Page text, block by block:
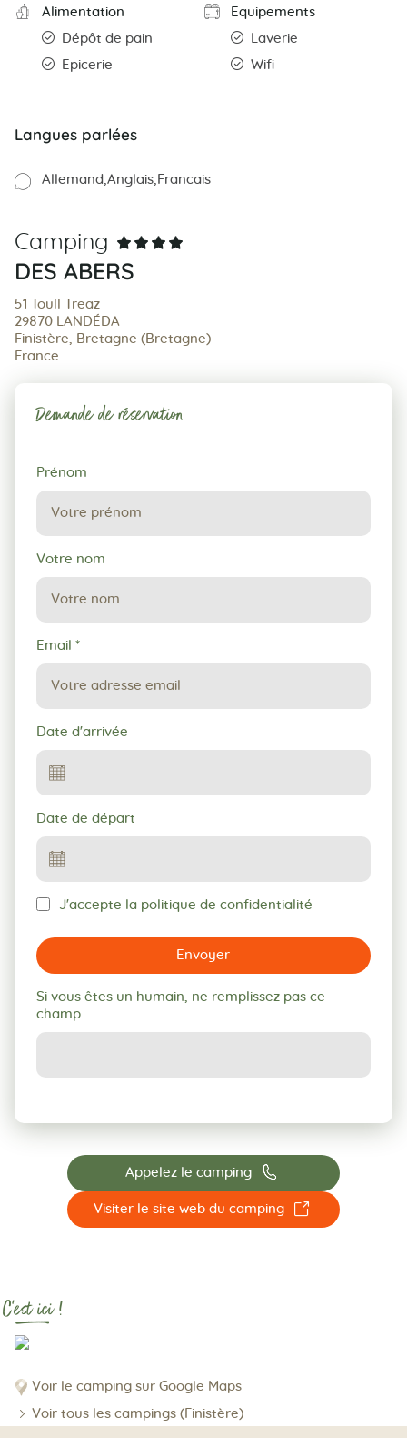
Alimentation
Dépôt de pain
Epicerie
Equipements
Laverie
Wifi
Langues parlées
Allemand Anglais Francais
Camping
DES ABERS
51 Toull Treaz
29870 LANDÉDA
Finistère, Bretagne (Bretagne)
France
Demande de réservation
Demande
de
réservation
Prénom
Votre nom
Email *
Date d'arrivée
Date de départ
J'accepte la politique de confidentialité
Envoyer
Si vous êtes un humain, ne remplissez pas ce
champ.
Appelez le camping 📞
Visiter le site web du camping ☐
C'est ici !
Voir le camping sur Google Maps
Voir tous les campings (Finistère)